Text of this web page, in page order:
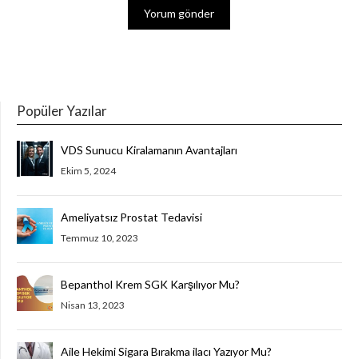
Popüler Yazılar
VDS Sunucu Kiralamanın Avantajları
Ekim 5, 2024
Ameliyatsız Prostat Tedavisi
Temmuz 10, 2023
Bepanthol Krem SGK Karşılıyor Mu?
Nisan 13, 2023
Aile Hekimi Sigara Bırakma ilacı Yazıyor Mu?